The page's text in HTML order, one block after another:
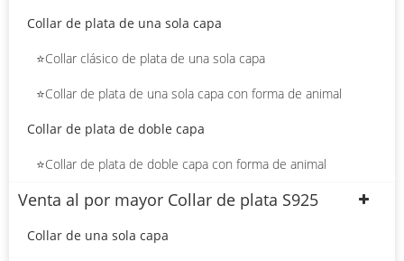
Collar de plata de una sola capa
⭐Collar clásico de plata de una sola capa
⭐Collar de plata de una sola capa con forma de animal
Collar de plata de doble capa
⭐Collar de plata de doble capa con forma de animal
Venta al por mayor Collar de plata S925
Collar de una sola capa